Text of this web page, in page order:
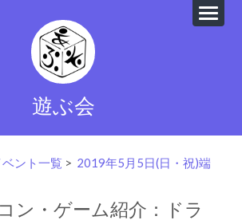
遊ぶ会
ベント一覧 > 2019年5月5日(日・祝)端
ン・ゲーム紹介：ドラ